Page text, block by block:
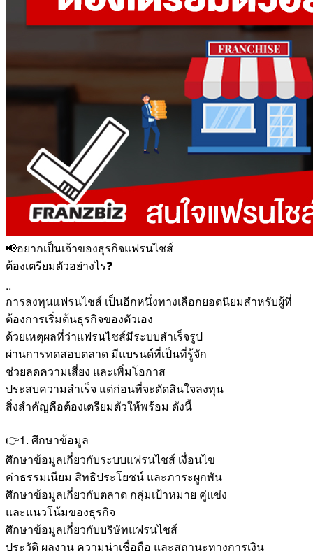
📢อยากเป็นเจ้าของธุรกิจแฟรนไชส์
ต้องเตรียมตัวอย่างไร❓
..
การลงทุนแฟรนไชส์ เป็นอีกหนึ่งทางเลือกยอดนิยมสำหรับผู้ที่
ต้องการเริ่มต้นธุรกิจของตัวเอง
ด้วยเหตุผลที่ว่าแฟรนไชส์มีระบบสำเร็จรูป
ผ่านการทดสอบตลาด มีแบรนด์ที่เป็นที่รู้จัก
ช่วยลดความเสี่ยง และเพิ่มโอกาส
ประสบความสำเร็จ แต่ก่อนที่จะตัดสินใจลงทุน
สิ่งสำคัญคือต้องเตรียมตัวให้พร้อม ดังนี้
👉1. ศึกษาข้อมูล
ศึกษาข้อมูลเกี่ยวกับระบบแฟรนไชส์ เงื่อนไข
ค่าธรรมเนียม สิทธิประโยชน์ และภาระผูกพัน
ศึกษาข้อมูลเกี่ยวกับตลาด กลุ่มเป้าหมาย คู่แข่ง
และแนวโน้มของธุรกิจ
ศึกษาข้อมูลเกี่ยวกับบริษัทแฟรนไชส์
ประวัติ ผลงาน ความน่าเชื่อถือ และสถานะทางการเงิน